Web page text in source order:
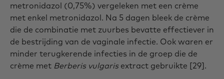
metronidazol (0,75%) vergeleken met een crème
met enkel metronidazol. Na 5 dagen bleek de crème
die de combinatie met zuurbes bevatte effectiever in
de bestrijding van de vaginale infectie. Ook waren er
minder terugkerende infecties in de groep die de
crème met Berberis vulgaris extract gebruikte [29].